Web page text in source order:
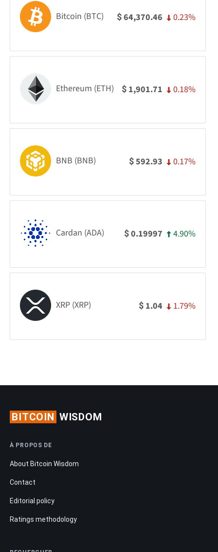
Bitcoin (BTC) $64,370.46 0.23%
Ethereum (ETH) $ 1,901.71 0.18%
BNB (BNB) $592.93 0.17%
Cardan (ADA) $0.19997 4.90%
XRP (XRP) $ 1.04 1.79%
BITCOIN WISDOM
À PROPOS DE
About Bitcoin Wisdom
Contact
Editorial policy
Ratings methodology